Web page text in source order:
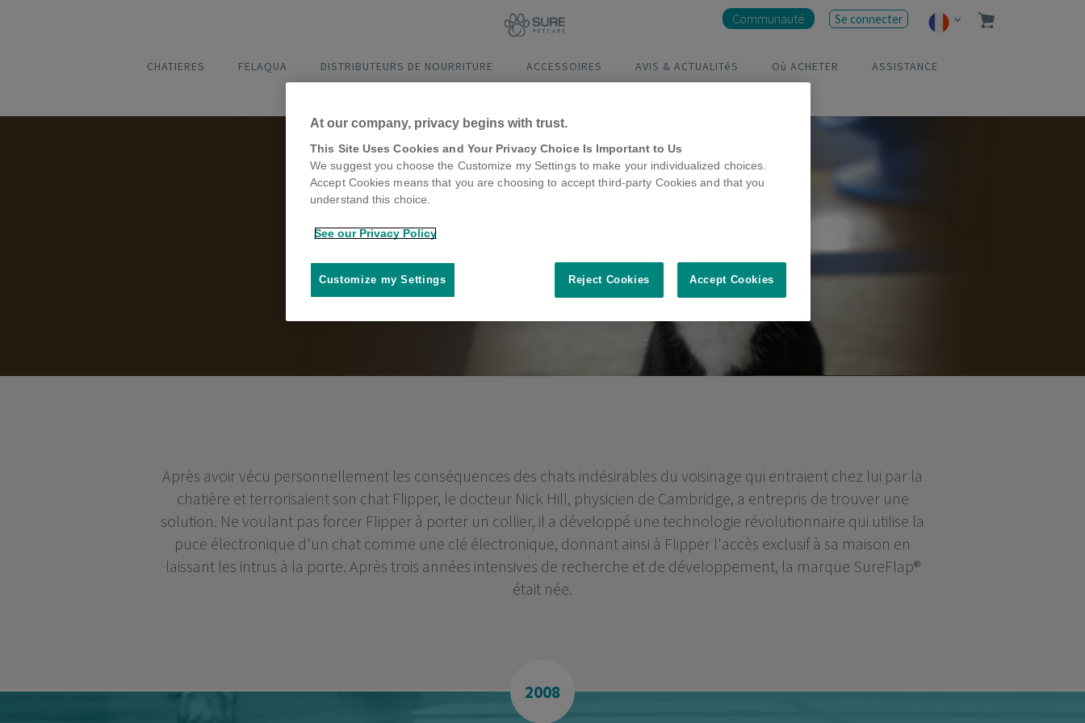
CHATIERES FELAQUA DISTRIBUTEURS DE NOURRITURE ACCESSOIRES AVIS & ACTUALITéS Où ACHETER ASSISTANCE
Communauté Se connecter
Notre
histoire
Après avoir vécu personnellement les conséquences des chats indésirables du voisinage qui entraient chez lui par la
chatière et terrorisaient son chat Flipper, le docteur Nick Hill, physicien de Cambridge, a entrepris de trouver une
solution. Ne voulant pas forcer Flipper à porter un collier, il a développé une technologie révolutionnaire qui utilise la
puce électronique d'un chat comme une clé électronique, donnant ainsi à Flipper l'accès exclusif à sa maison en
laissant les intrus à la porte. Après trois années intensives de recherche et de développement, la marque SureFlap®
était née.
2008
At our company, privacy begins with trust.
This Site Uses Cookies and Your Privacy Choice Is Important to Us
We suggest you choose the Customize my Settings to make your individualized choices.
Accept Cookies means that you are choosing to accept third-party Cookies and that you
understand this choice.
See our Privacy Policy
Reject Cookies Accept Cookies
Customize my Settings